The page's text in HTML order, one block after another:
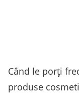
Când le porți
produse